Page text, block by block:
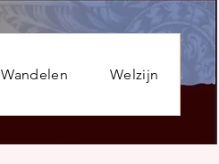
Wandelen Welzijn